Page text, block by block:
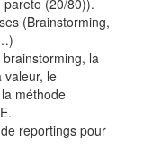
pareto (20/80)).
(Brainstorming,
brainstorming, la
valeur, le
méthode
reportings pour